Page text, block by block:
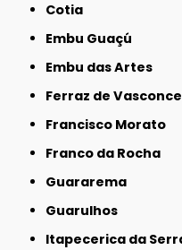
Cotia
Embu Guaçú
Embu das Artes
Ferraz de
Francisco Morato
Franco da Rocha
Guararema
Guarulhos
Itapecerica da